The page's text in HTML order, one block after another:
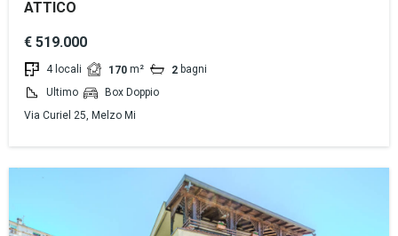
ATTICO
€ 519.000
4 locali 170 m² 2 bagni
Ultimo
Box Doppio
Via Curiel 25, Melzo Mi